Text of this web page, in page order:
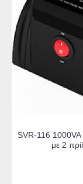
SVR-116
με 2